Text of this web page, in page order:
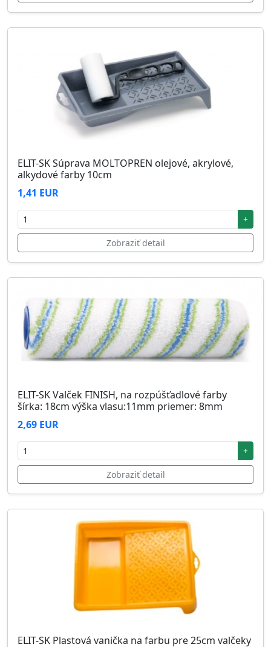
ELIT-SK Súprava MOLTOPREN olejové, akrylové,
alkydové farby 10cm
1,41 EUR
+
Zobraziť detail
ELIT-SK Valček FINISH, na rozpúšťadlové farby
šírka: 18cm výška vlasu:11mm priemer: 8mm
2,69 EUR
+
Zobraziť detail
ELIT-SK Plastová vanička na farbu pre 25cm valčeky